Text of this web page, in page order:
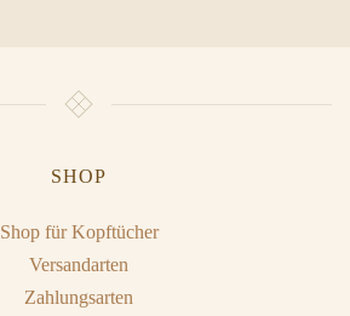
SHOP
Shop für Kopftücher
Versandarten
Zahlungsarten